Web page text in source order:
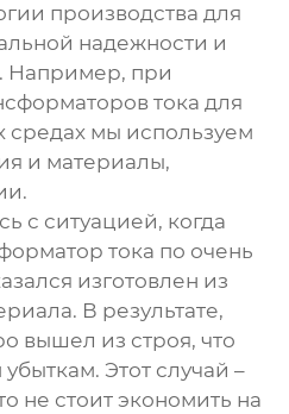
производства для
надежности и
Например, при
тока для
средах мы используем
и материалы,
с ситуацией, когда
тока по очень
изготовлен из
В результате,
вышел из строя, что
Этот случай –
не стоит экономить на